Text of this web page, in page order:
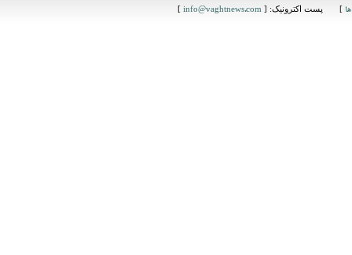
] پست اکترونیک: [ info@vaghtnews.com
]